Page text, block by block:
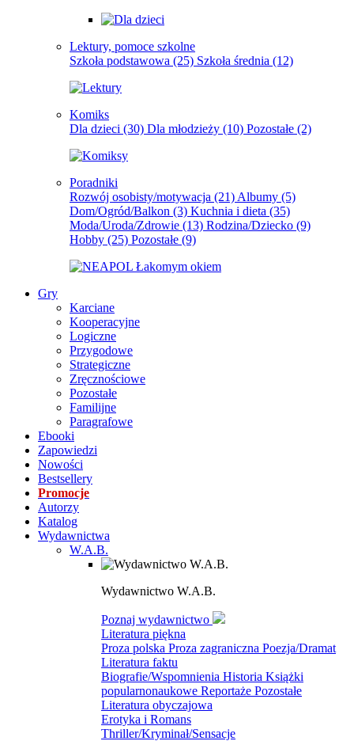
Lektury, pomoce szkolne
Szkoła podstawowa (25) Szkoła średnia (12)
Komiks
Dla dzieci (30) Dla młodzieży (10) Pozostałe (2)
Poradniki
Rozwój osobisty/motywacja (21) Albumy (5)
Dom/Ogród/Balkon (3) Kuchnia i dieta (35)
Moda/Uroda/Zdrowie (13) Rodzina/Dziecko (9)
Hobby (25) Pozostałe (9)
Gry
Karciane
Kooperacyjne
Logiczne
Przygodowe
Strategiczne
Zręcznościowe
Pozostałe
Familijne
Paragrafowe
Ebooki
Zapowiedzi
Nowości
Bestsellery
Promocje
Autorzy
Katalog
Wydawnictwa
W.A.B.
Wydawnictwo W.A.B.
Poznaj wydawnictwo
Literatura piękna
Proza polska Proza zagraniczna Poezja/Dramat
Literatura faktu
Biografie/Wspomnienia Historia Książki
popularnonaukowe Reportaże Pozostałe
Literatura obyczajowa
Erotyka i Romans
Thriller/Kryminał/Sensacje